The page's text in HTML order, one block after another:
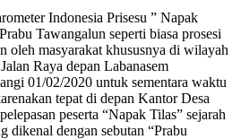
Indonesia Prisesu ” Napak
Tawangalun seperti biasa prosesi
oleh masyarakat khususnya di wilayah
Raya depan Labanasem
01/02/2020 untuk sementara waktu
tepat di depan Kantor Desa
peserta “Napak Tilas” sejarah
dikenal dengan sebutan “Prabu